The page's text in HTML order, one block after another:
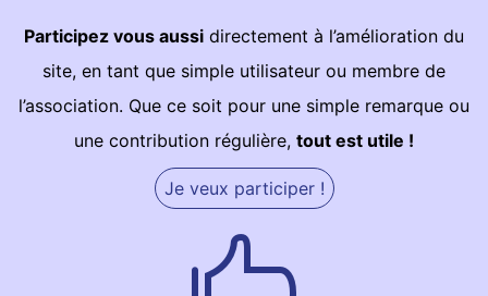
Participez vous aussi directement à l’amélioration du
site, en tant que simple utilisateur ou membre de
l’association. Que ce soit pour une simple remarque ou
une contribution régulière, tout est utile !
Je veux participer !